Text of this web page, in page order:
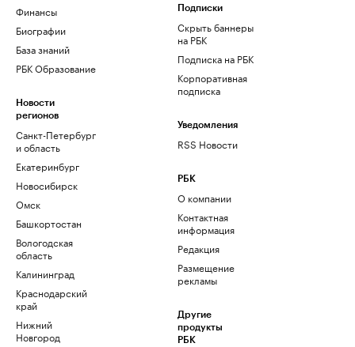
Финансы
Биографии
База знаний
РБК Образование
Новости
регионов
Санкт-Петербург
и область
Екатеринбург
Новосибирск
Омск
Башкортостан
Вологодская
область
Калининград
Краснодарский
край
Нижний
Новгород
Подписки
Скрыть баннеры
на РБК
Подписка на РБК
Корпоративная
подписка
Уведомления
RSS Новости
РБК
О компании
Контактная
информация
Редакция
Размещение
рекламы
Другие
продукты
РБК